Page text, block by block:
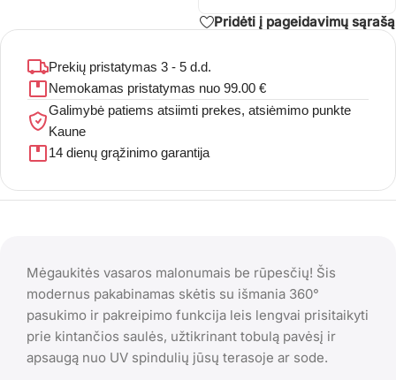
Pridėti į pageidavimų sąrašą
Prekių pristatymas 3 - 5 d.d.
Nemokamas pristatymas nuo 99.00 €
Galimybė patiems atsiimti prekes, atsiėmimo punkte
Kaune
14 dienų grąžinimo garantija
Mėgaukitės vasaros malonumais be rūpesčių! Šis
modernus pakabinamas skėtis su išmania 360°
pasukimo ir pakreipimo funkcija leis lengvai prisitaikyti
prie kintančios saulės, užtikrinant tobulą pavėsį ir
apsaugą nuo UV spindulių jūsų terasoje ar sode.